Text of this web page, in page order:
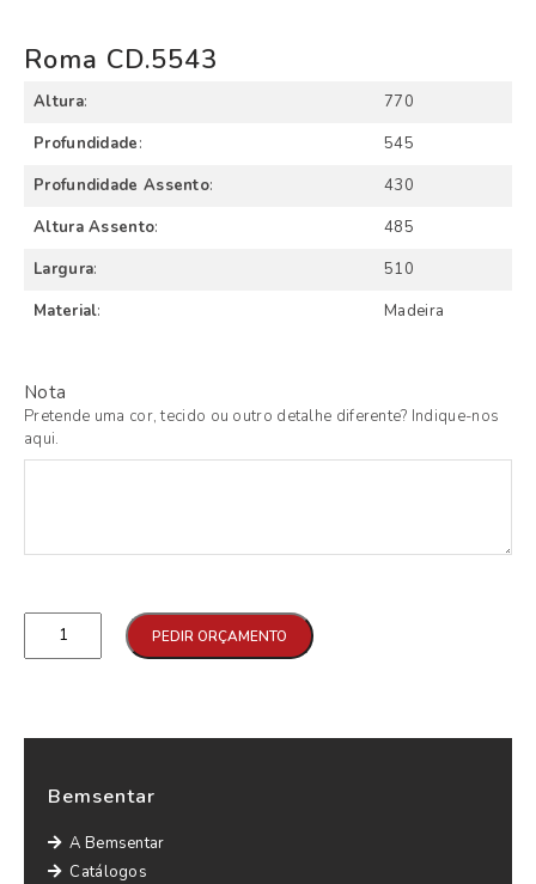
Roma CD.5543
Altura:
770
Profundidade:
545
Profundidade Assento:
430
Altura Assento:
485
Largura:
510
Material: Madeira
Nota
Pretende uma cor, tecido ou outro detalhe diferente? Indique-nos
aqui.
PEDIR ORÇAMENTO
Bemsentar
A Bemsentar
Catálogos